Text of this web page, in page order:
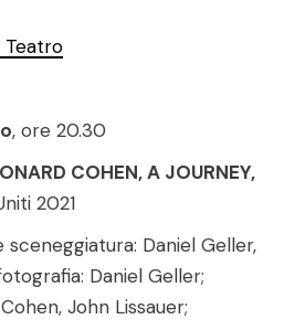
Teatro
, ore 20.30
COHEN, A JOURNEY,
2021
sceneggiatura: Daniel Geller,
Daniel Geller;
John Lissauer;